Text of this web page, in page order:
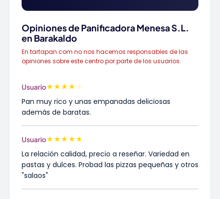
Opiniones de Panificadora Menesa S.L.
en Barakaldo
En tartapan.com no nos hacemos responsables de las
opiniones sobre este centro por parte de los usuarios.
Usuario★★★★ ★
Pan muy rico y unas empanadas deliciosas
además de baratas.
Usuario★★★★★
La relación calidad, precio a reseñar. Variedad en
pastas y dulces. Probad las pizzas pequeñas y otros
"salaos"